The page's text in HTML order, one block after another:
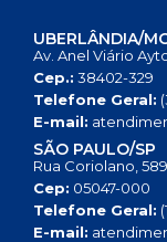
UBERLÂNDIA/
Av. Anel Viário
Cep.: 38402-329
Telefone Geral:
E-mail:
SÃO PAULO/SP
Rua Coriolano,
Cep: 05047-000
Telefone Geral:
E-mail: